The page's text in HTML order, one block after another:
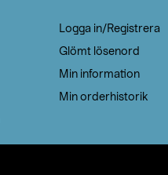
Logga in/Registrera
Glömt lösenord
Min information
Min orderhistorik